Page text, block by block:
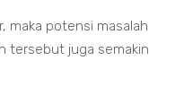
maka potensi masalah
tersebut juga semakin